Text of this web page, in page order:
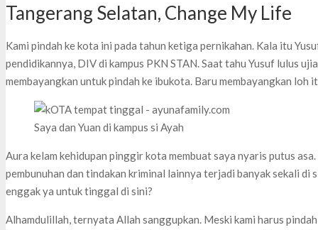
Tangerang Selatan, Change My Life
Kami pindah ke kota ini pada tahun ketiga pernikahan. Kala itu
pendidikannya, DIV di kampus PKN STAN. Saat tahu Yusuf lulus
membayangkan untuk pindah ke ibukota. Baru membayangkan loh
Saya dan Yuan di kampus si Ayah
Aura kelam kehidupan pinggir kota membuat saya nyaris putus
pembunuhan dan tindakan kriminal lainnya terjadi banyak sekali di
enggak ya untuk tinggal di sini?
Alhamdulillah, ternyata Allah sanggupkan. Meski kami harus